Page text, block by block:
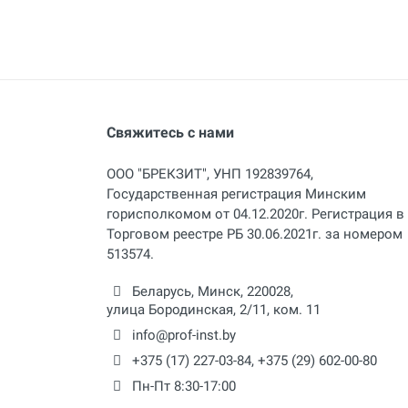
Свяжитесь с нами
ООО "БРЕКЗИТ", УНП 192839764,
Государственная регистрация Минским
горисполкомом от 04.12.2020г. Регистрация в
Торговом реестре РБ 30.06.2021г. за номером
513574.
Беларусь, Минск, 220028,
улица Бородинская, 2/11, ком. 11
info@prof-inst.by
+375 (17) 227-03-84, +375 (29) 602-00-80
Пн-Пт 8:30-17:00